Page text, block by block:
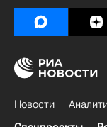
Новости